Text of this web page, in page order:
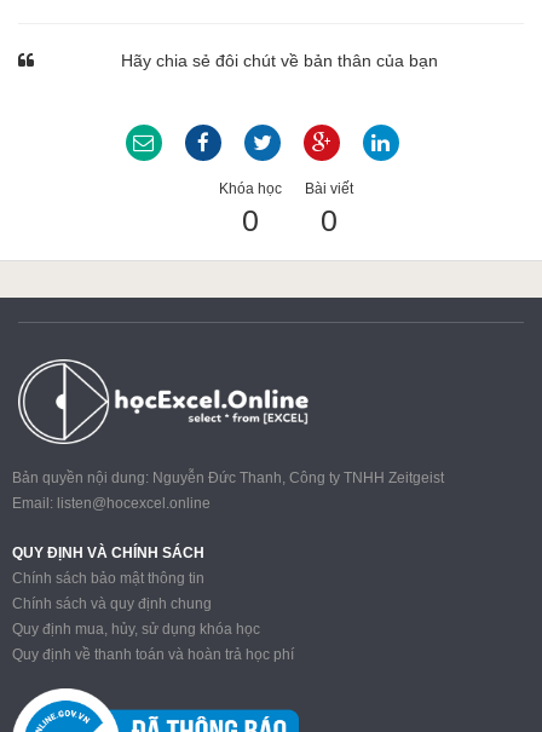
Google Sheet
MOS
Power BI
Hãy chia sẻ đôi chút về bản thân của bạn
Khóa học
0
Bài viết
0
Bản quyền nội dung: Nguyễn Đức Thanh, Công ty TNHH Zeitgeist
Email: listen@hocexcel.online
QUY ĐỊNH VÀ CHÍNH SÁCH
Chính sách bảo mật thông tin
Chính sách và quy định chung
Quy định mua, hủy, sử dụng khóa học
Quy định về thanh toán và hoàn trả học phí